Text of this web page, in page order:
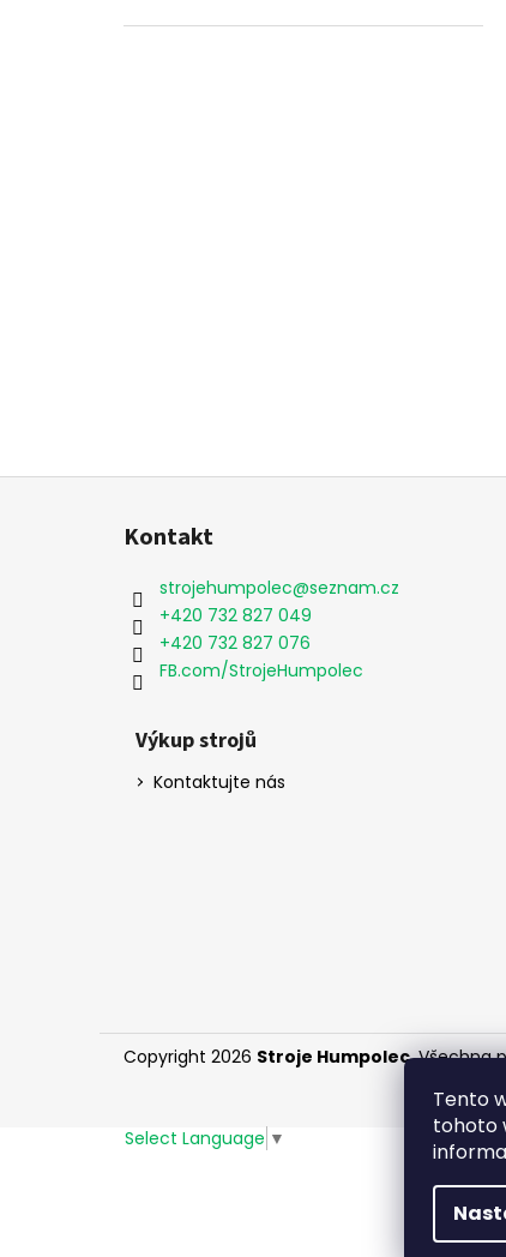
Tento
tohoto
Z
Kontakt
strojehumpolec@seznam.cz
+420 732 827 049
+420 732 827 076
FB.com/StrojeHumpolec
Výkup strojů
Kontaktujte nás
Copyright 2026 Stroje Humpolec. Všechna
Select Language ▼